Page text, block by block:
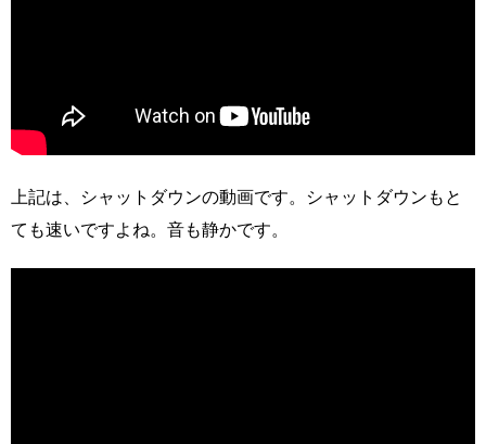
上記は、シャットダウンの動画です。シャットダウンもと
ても速いですよね。音も静かです。